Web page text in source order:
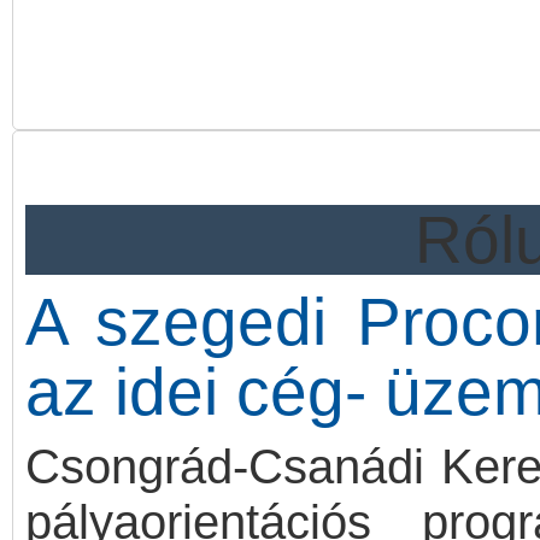
A szegedi
az idei cég-
Csongrád-Csanádi
pályaorientációs